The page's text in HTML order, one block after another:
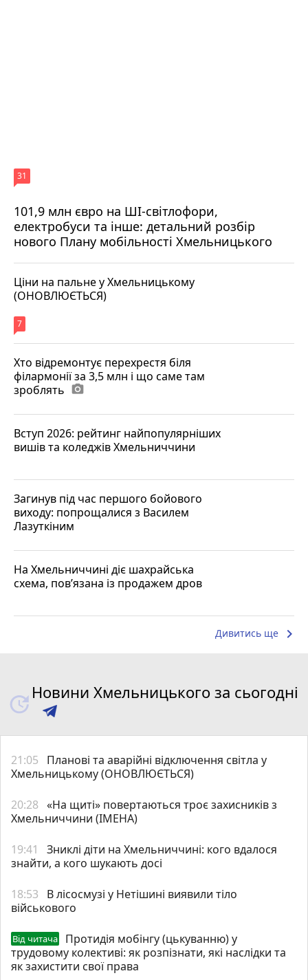
101,9 млн євро на ШІ-світлофори,
електробуси та інше: детальний розбір
нового Плану мобільності Хмельницького
31
Ціни на пальне у Хмельницькому
(ОНОВЛЮЄТЬСЯ)
7
Хто відремонтує перехрестя біля
філармонії за 3,5 млн і що саме там
зроблять photo_camera
Вступ 2026: рейтинг найпопулярніших
вишів та коледжів Хмельниччини
Загинув під час першого бойового
виходу: попрощалися з Василем
Лазуткіним
На Хмельниччині діє шахрайська
схема, пов’язана із продажем дров
Дивитись ще keyboard_arrow_right
Новини Хмельницького за сьогодні
21:05
Планові та аварійні відключення світла у
Хмельницькому (ОНОВЛЮЄТЬСЯ)
20:28 «На щиті» повертаються троє захисників з
Хмельниччини (ІМЕНА)
19:41
Зниклі діти на Хмельниччині: кого вдалося
знайти, а кого шукають досі
18:53
В лісосмузі у Нетішині виявили тіло
військового
Від читача
Протидія мобінгу (цькуванню) у
трудовому колективі: як розпізнати, які наслідки та
як захистити свої права